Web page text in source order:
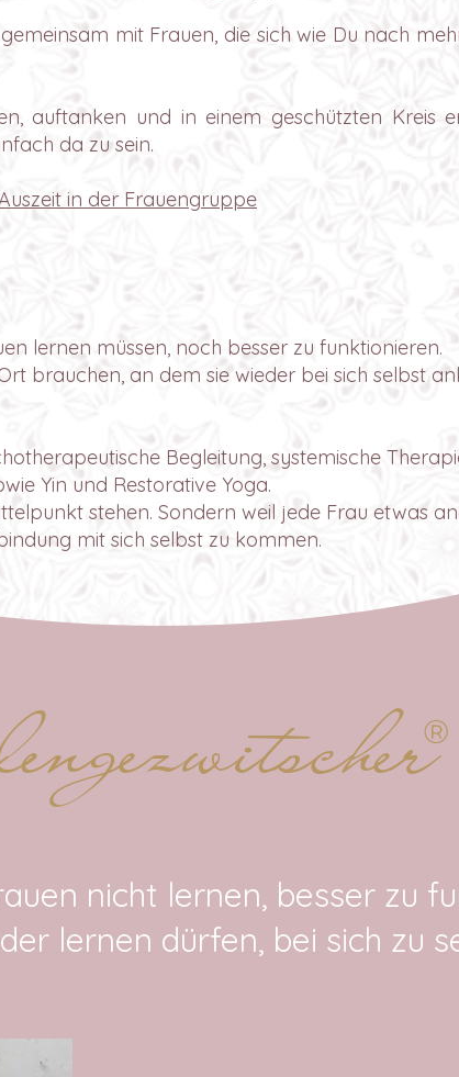
mit Frauen, die sich wie Du nach
auftanken und in einem geschützten Kreis
da zu sein.
in der Frauengruppe
lernen müssen, noch besser zu funktionieren.
brauchen, an dem sie wieder bei sich selbst
Begleitung, systemische
Yin und Restorative Yoga.
stehen. Sondern weil jede Frau etwas
mit sich selbst zu kommen.
®
nicht lernen, besser zu
lernen dürfen, bei sich zu